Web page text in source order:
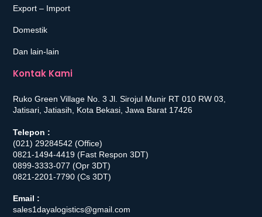
Export – Import
Domestik
Dan lain-lain
Kontak Kami
Ruko Green Village No. 3 Jl. Sirojul Munir RT 010 RW 03,
Jatisari, Jatiasih, Kota Bekasi, Jawa Barat 17426
Telepon :
(021) 29284542 (Office)
0821-1494-4419 (Fast Respon 3DT)
0899-3333-077 (Opr 3DT)
0821-2201-7790 (Cs 3DT)
Email :
sales1dayalogistics@gmail.com